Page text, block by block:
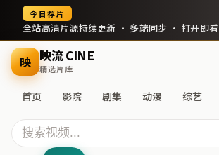
今日荐片
全站高清片源持续更新 · 多端同步 · 打开即看
映 映流 CINE
精选片库
首页 影院 剧集 动漫 综艺